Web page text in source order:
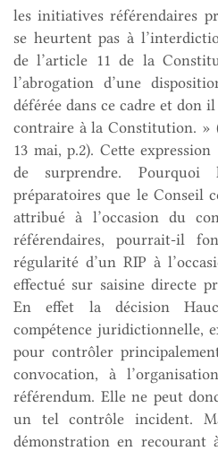
les initiatives référendaires
se heurtent pas à
de l’article 11 de la
l’abrogation d’une
déférée dans ce cadre et don
contraire à la Constitution. »
13 mai, p.2). Cette expression
de surprendre.
préparatoires que le Conseil
attribué à l’occasion du
référendaires, pourrait-il
régularité d’un RIP à
effectué sur saisine directe
En effet la décision
compétence juridictionnelle,
pour contrôler
convocation, à
référendum. Elle ne peut
un tel contrôle incident.
démonstration en recourant